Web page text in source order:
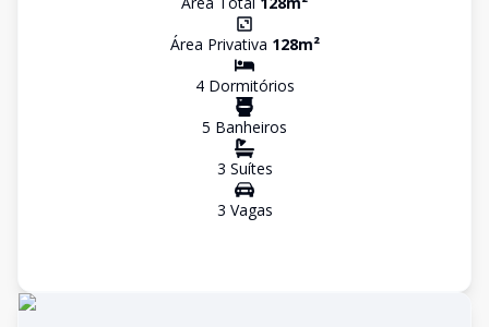
Área Privativa 128m²
4Dormitórios
5 Banheiros
3 Suítes
3 Vagas